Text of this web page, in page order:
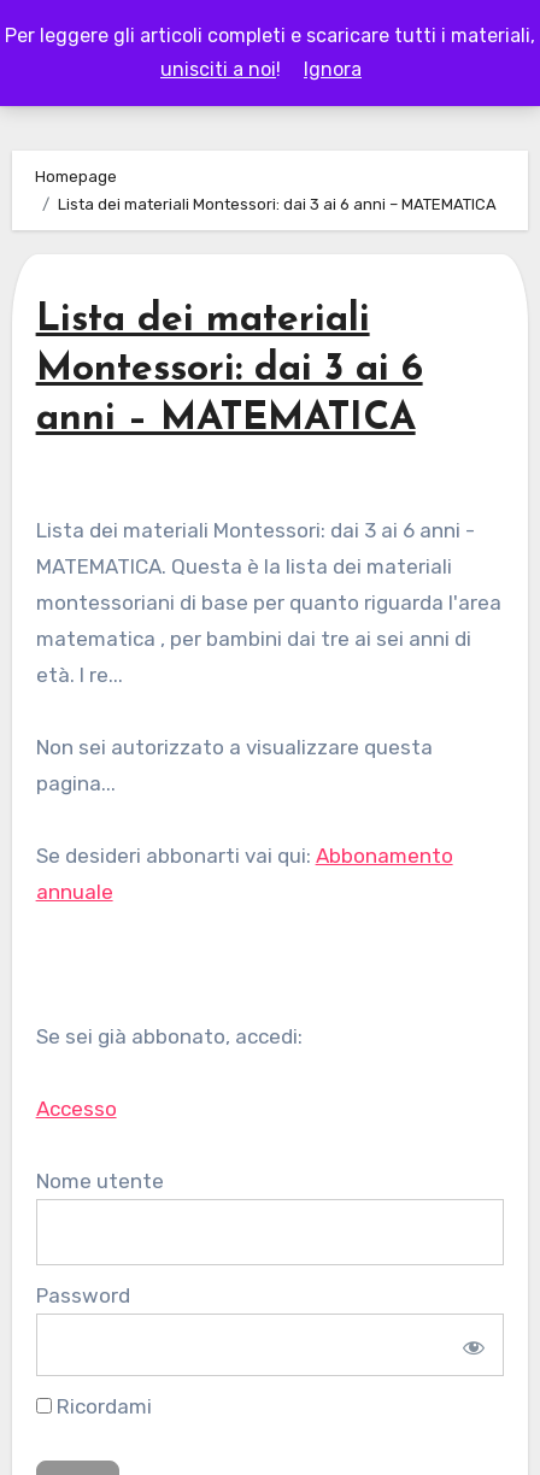
Per leggere gli articoli completi e scaricare tutti i materiali,
unisciti a noi! Ignora
to
LAPAPPADOLCE
Homepage
Lista dei materiali Montessori: dai 3 ai 6 anni – MATEMATICA
Lista dei materiali
Montessori: dai 3 ai 6
anni – MATEMATICA
Lista dei materiali Montessori: dai 3 ai 6 anni -
MATEMATICA. Questa è la lista dei materiali
montessoriani di base per quanto riguarda l'area
matematica , per bambini dai tre ai sei anni di
età. I re...
Non sei autorizzato a visualizzare questa
pagina...
Se desideri abbonarti vai qui: Abbonamento
annuale
Se sei già abbonato, accedi:
Accesso
Nome utente
Password
Ricordami